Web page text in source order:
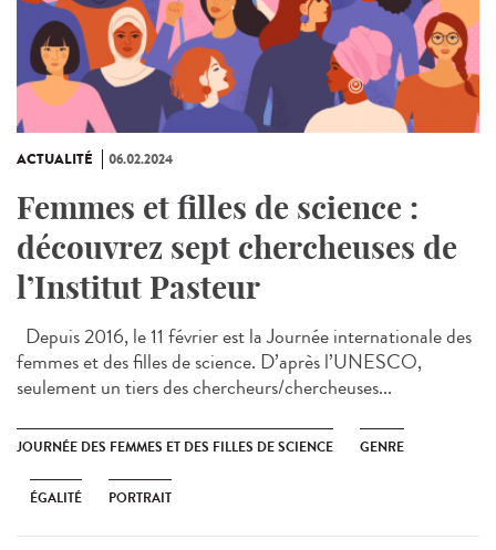
ACTUALITÉ 06.02.2024
Femmes et filles de science :
découvrez sept chercheuses de
l’Institut Pasteur
Depuis 2016, le 11 février est la Journée internationale des
femmes et des filles de science. D’après l’UNESCO,
seulement un tiers des chercheurs/chercheuses...
JOURNÉE DES FEMMES ET DES FILLES DE SCIENCE GENRE
ÉGALITÉ PORTRAIT